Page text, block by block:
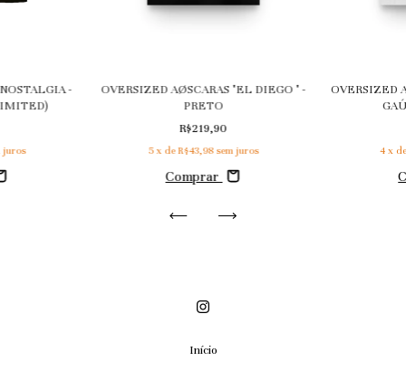
-
juros
OVERSIZED AØSCARAS "EL DIEGO " -
PRETO
R$219,90
5 x deR$43,98 sem juros
Comprar
OVERSIZED
4 x
Início